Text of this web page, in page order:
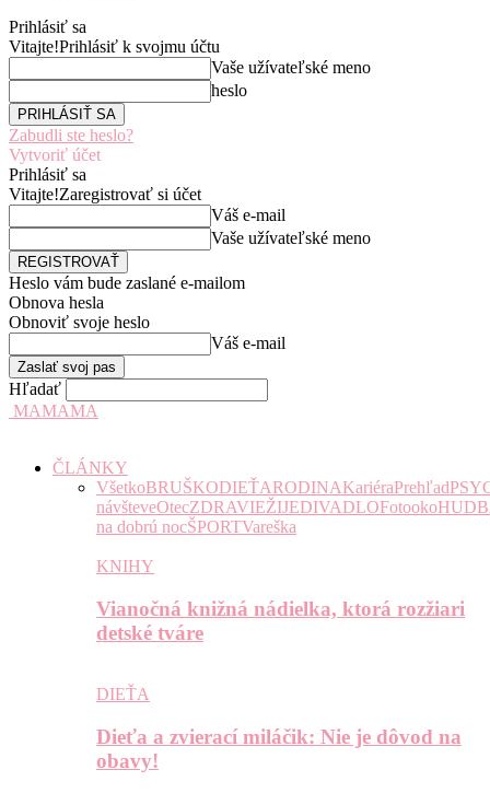
Prihlásiť sa
Vitajte!Prihlásiť k svojmu účtu
Vaše užívateľské meno
heslo
Zabudli ste heslo?
Vytvoriť účet
Prihlásiť sa
Vitajte!Zaregistrovať si účet
Váš e-mail
Vaše užívateľské meno
Heslo vám bude zaslané e-mailom
Obnova hesla
Obnoviť svoje heslo
Váš e-mail
Hľadať
MAMAMA
ČLÁNKY
VšetkoBRUŠKODIEŤARODINAKariéraPrehľad
návšteveOtecZDRAVIEŽIJEDIVADLOFotooko
na dobrú nocŠPORTVareška
KNIHY
Vianočná knižná nádielka, ktorá rozžiari
detské tváre
DIEŤA
Dieťa a zvierací miláčik: Nie je dôvod na
obavy!